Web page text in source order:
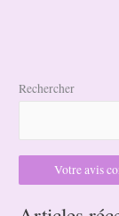
oésien
Rechercher
Votre avis